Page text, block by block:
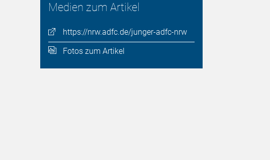
Medien zum Artikel
https://nrw.adfc.de/junger-adfc-nrw
Fotos zum Artikel